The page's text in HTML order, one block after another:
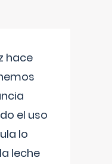
hace
el uso
lo
leche